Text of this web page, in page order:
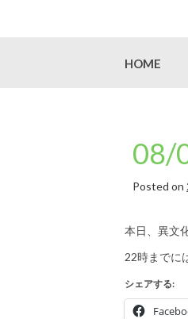
HOME
08/
Posted on
本日、異文
22時までに
シェアする: